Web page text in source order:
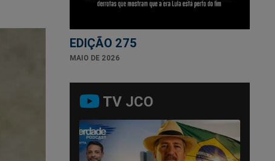
EDIÇÃO 275
MAIO DE 2026
TV JCO